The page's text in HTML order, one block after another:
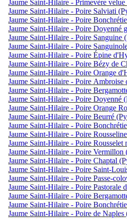
Jaume Saint-Hilaire - Primevère
Jaume Saint-Hilaire - Poire Salviati
Jaume Saint-Hilaire - Poire
Jaume Saint-Hilaire - Poire Doyenné
Jaume Saint-Hilaire - Poire Sanguine
Jaume Saint-Hilaire - Poire
Jaume Saint-Hilaire - Poire Épine
Jaume Saint-Hilaire - Poire Bézy de
Jaume Saint-Hilaire - Poire Orange
Jaume Saint-Hilaire - Poire
Jaume Saint-Hilaire - Poire
Jaume Saint-Hilaire - Poire Doyenné
Jaume Saint-Hilaire - Poire Orange
Jaume Saint-Hilaire - Poire Beurré
Jaume Saint-Hilaire - Poire
Jaume Saint-Hilaire - Poire
Jaume Saint-Hilaire - Poire Rousselet
Jaume Saint-Hilaire - Poire Vermillon
Jaume Saint-Hilaire - Poire Chaptal
Jaume Saint-Hilaire - Poire Saint-
Jaume Saint-Hilaire - Poire Passe-
Jaume Saint-Hilaire - Poire Pastorale
Jaume Saint-Hilaire - Poire
Jaume Saint-Hilaire - Poire
Jaume Saint-Hilaire - Poire de Naples